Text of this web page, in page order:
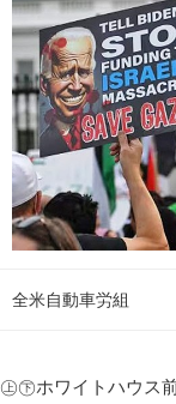
全米自動車労組
㊤㊦ホワイトハウス